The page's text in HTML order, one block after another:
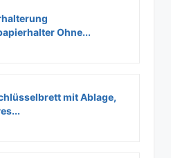
Ohne...
mit Ablage,